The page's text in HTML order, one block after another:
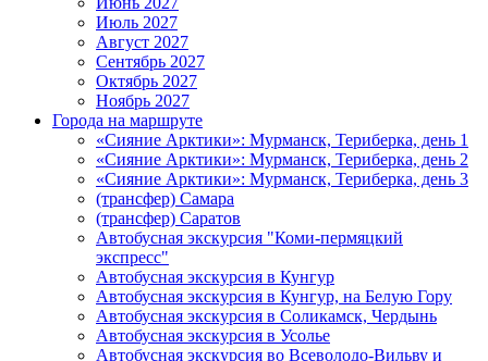
Июль 2027
Август 2027
Сентябрь 2027
Октябрь 2027
Ноябрь 2027
Города на маршруте
«Сияние Арктики»: Мурманск, Териберка, день 1
«Сияние Арктики»: Мурманск, Териберка, день 2
«Сияние Арктики»: Мурманск, Териберка, день 3
(трансфер) Самара
(трансфер) Саратов
Автобусная экскурсия "Коми-пермяцкий
экспресс"
Автобусная экскурсия в Кунгур
Автобусная экскурсия в Кунгур, на Белую Гору
Автобусная экскурсия в Соликамск, Чердынь
Автобусная экскурсия в Усолье
Автобусная экскурсия во Всеволодо-Вильву и